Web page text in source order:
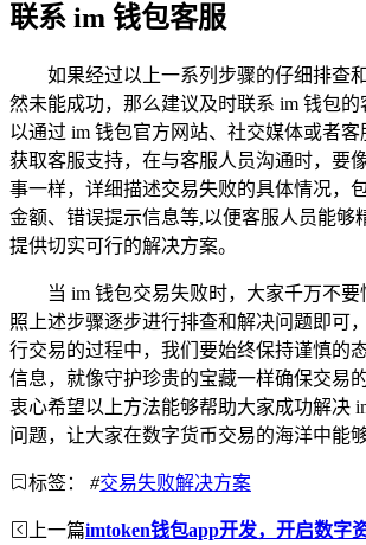
联系 im 钱包客服
如果经过以上一系列步骤的仔细排查
然未能成功，那么建议及时联系 im 钱包
以通过 im 钱包官方网站、社交媒体或者
获取客服支持，在与客服人员沟通时，要
事一样，详细描述交易失败的具体情况，
金额、错误提示信息等,以便客服人员能够
提供切实可行的解决方案。
当 im 钱包交易失败时，大家千万不
照上述步骤逐步进行排查和解决问题即可
行交易的过程中，我们要始终保持谨慎的
信息，就像守护珍贵的宝藏一样确保交易
衷心希望以上方法能够帮助大家成功解决
问题，让大家在数字货币交易的海洋中能
标签： #交易失败解决方案
上一篇imtoken钱包app开发，开启数字